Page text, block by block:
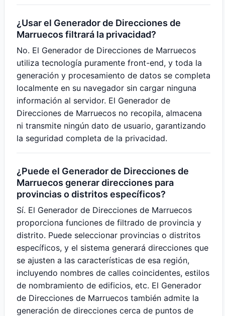
¿Usar el Generador de Direcciones de
Marruecos filtrará la privacidad?
No. El Generador de Direcciones de Marruecos
utiliza tecnología puramente front-end, y toda la
generación y procesamiento de datos se completa
localmente en su navegador sin cargar ninguna
información al servidor. El Generador de
Direcciones de Marruecos no recopila, almacena
ni transmite ningún dato de usuario, garantizando
la seguridad completa de la privacidad.
¿Puede el Generador de Direcciones de
Marruecos generar direcciones para
provincias o distritos específicos?
Sí. El Generador de Direcciones de Marruecos
proporciona funciones de filtrado de provincia y
distrito. Puede seleccionar provincias o distritos
específicos, y el sistema generará direcciones que
se ajusten a las características de esa región,
incluyendo nombres de calles coincidentes, estilos
de nombramiento de edificios, etc. El Generador
de Direcciones de Marruecos también admite la
generación de direcciones cerca de puntos de